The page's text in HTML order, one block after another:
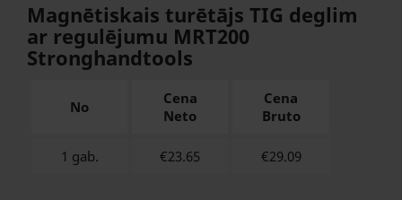
Magnētiskais turētājs TIG deglim
ar regulējumu MRT200
Stronghandtools
No
Cena
Neto
Cena
Bruto
1 gab. €23.65 €29.09